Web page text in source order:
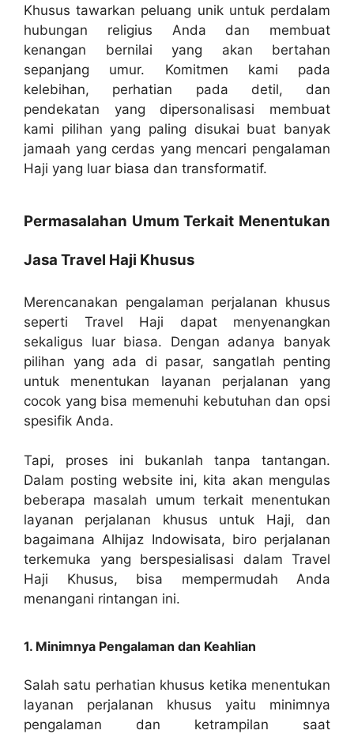
Khusus tawarkan peluang unik untuk perdalam
hubungan religius Anda dan membuat
kenangan bernilai yang akan bertahan
sepanjang umur. Komitmen kami pada
kelebihan, perhatian pada detil, dan
pendekatan yang dipersonalisasi membuat
kami pilihan yang paling disukai buat banyak
jamaah yang cerdas yang mencari pengalaman
Haji yang luar biasa dan transformatif.
Permasalahan Umum Terkait Menentukan
Jasa Travel Haji Khusus
Merencanakan pengalaman perjalanan khusus
seperti Travel Haji dapat menyenangkan
sekaligus luar biasa. Dengan adanya banyak
pilihan yang ada di pasar, sangatlah penting
untuk menentukan layanan perjalanan yang
cocok yang bisa memenuhi kebutuhan dan opsi
spesifik Anda.
Tapi, proses ini bukanlah tanpa tantangan.
Dalam posting website ini, kita akan mengulas
beberapa masalah umum terkait menentukan
layanan perjalanan khusus untuk Haji, dan
bagaimana Alhijaz Indowisata, biro perjalanan
terkemuka yang berspesialisasi dalam Travel
Haji Khusus, bisa mempermudah Anda
menangani rintangan ini.
1. Minimnya Pengalaman dan Keahlian
Salah satu perhatian khusus ketika menentukan
layanan perjalanan khusus yaitu minimnya
pengalaman dan ketrampilan saat